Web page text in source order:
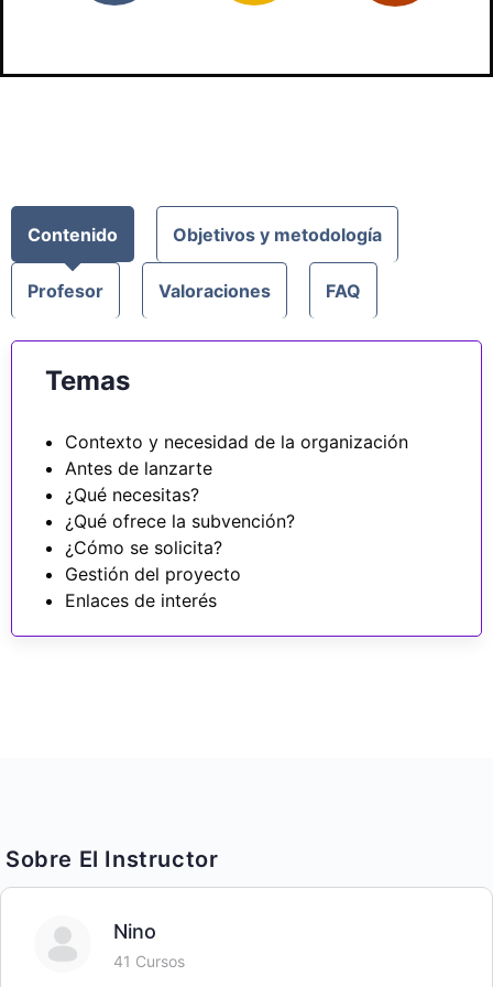
Contenido Objetivos y metodología
Profesor Valoraciones FAQ
Temas
Contexto y necesidad de la organización
Antes de lanzarte
¿Qué necesitas?
¿Qué ofrece la subvención?
¿Cómo se solicita?
Gestión del proyecto
Enlaces de interés
Sobre El Instructor
Nino
41 Cursos